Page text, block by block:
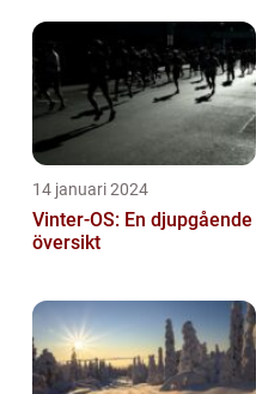
14 januari 2024
Vinter-OS: En djupgående
översikt